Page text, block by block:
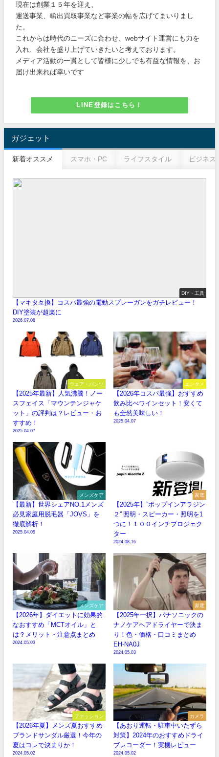
現在は創業１５年を迎え、
運送事業、輸出買取事業など事業の幅を広げてまいりまし
た。
これからは時代のニーズに合わせ、webサイト運営にも力を
入れ、会社を盛り上げていきたいと考えております。
メディア活動の一貫として皆様に少しでも有益な情報を、お
届け出来れば幸いです
LINE登録はこちら！
ガジェット
新着オススメ スマホ・PC ライフスタイル ビジネス
DIY・工具
【マキタ互換】コスパ最強の電動スプレーガンをガチレビュー！
DIY塗装が超楽に
2026.07.08
ウェア・パンツ
【2025年最新】人気沸騰！ノー
スフェイス「マウンテンジャケ
ット」の評判は？レビュー・お
すすめ！
2025.04.07
エンタメ
【2026年コスパ最強】おすすめ
飲み比べワインセット！安くて
も全然美味しい！
2025.04.07
メンズケア
【最新】世界シェアNO.1メンズ
必見家庭用脱毛器「JOVS」を
徹底解析！
2025.04.05
家電
【2025年】”ポップインアラジン
２” 照明・スピーカー・照明を1
つに！１００インチプロジェク
ター
2024.08.16
メンズケア
【2026年】ダイエットに効果的
なおすすめ「MCTオイル」と
は？メリット・注意点まとめ
2024.05.03
家電
【2025年一択】パナソニックの
ナノケアヘアドライヤーで決ま
り！色・価格・口コミまとめ
EH-NA0J
2024.05.03
ファッション
【2026年夏】メンズ夏おすすめ
ブランドサンダル厳選！今年の
夏はコレで決まりか！
2024.05.02
カメラ
【あおり運転・駐車中いたずら
対策】2024年のおすすめドライ
ブレコーダー！実機レビュー
2024.05.02